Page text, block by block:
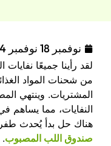
نوفمبر 18 نوفمبر 2024
لقد رأينا جميعًا
من شحنات المواد
المشتريات. وينتهي
النفايات، مما يساهم
هناك حل بدأ يُحدث
صندوق اللب المصبوب.